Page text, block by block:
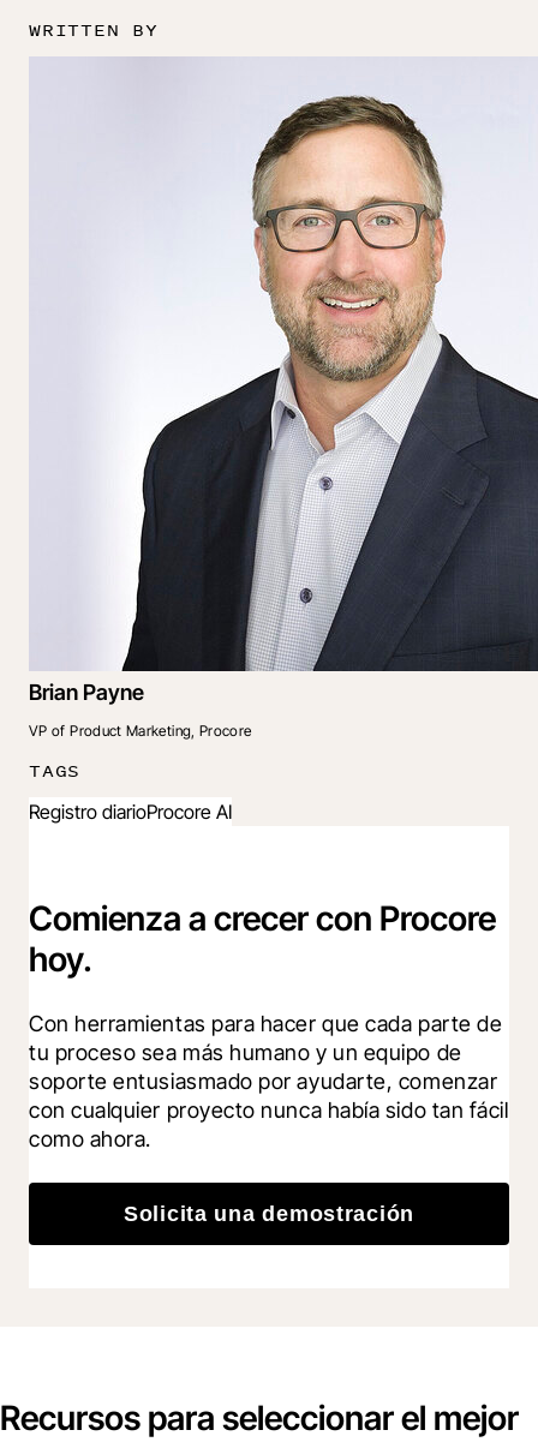
WRITTEN BY
Brian Payne
VP of Product Marketing, Procore
TAGS
Registro diarioProcore AI
Comienza a crecer con Procore
hoy.
Con herramientas para hacer que cada parte de
tu proceso sea más humano y un equipo de
soporte entusiasmado por ayudarte, comenzar
con cualquier proyecto nunca había sido tan fácil
como ahora.
Solicita una demostración
Recursos para seleccionar el mejor